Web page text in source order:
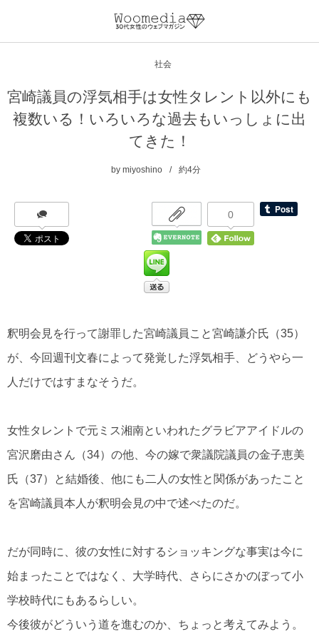
社会
宮崎議員の浮気相手は女性タレント以外にも
複数いる！いろいろな過去もいっしょに出
てきた！
by miyoshino 約4分
0
釈明会見を行って謝罪した宮崎議員こと宮崎謙介氏（35）
が、今回週刊文春によって発覚した浮気相手、どうやら一
人だけではすまなそうだ。
女性タレントで元ミス湘南といわれたグラビアアイドルの
宮沢磨由さん（34）の他、今の嫁で衆議院議員の金子恵美
氏（37）と結婚後、他にも二人の女性と関係があったこと
を宮崎議員本人が釈明会見の中で述べたのだ。
だが同時に、彼の女性に対するショッキングな事実は今に
始まったことではなく、大学時代、さらにさかのぼって小
学校時代にもあるらしい。
今後彼がどういう道を進むのか、ちょっと考えてみよう。